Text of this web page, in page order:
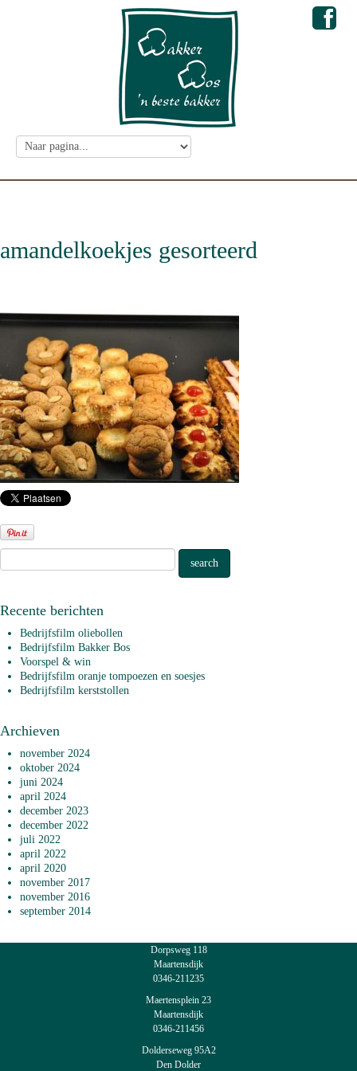
amandelkoekjes gesorteerd
Recente berichten
Bedrijfsfilm oliebollen
Bedrijfsfilm Bakker Bos
Voorspel & win
Bedrijfsfilm oranje tompoezen en soesjes
Bedrijfsfilm kerststollen
Archieven
november 2024
oktober 2024
juni 2024
april 2024
december 2023
december 2022
juli 2022
april 2022
april 2020
november 2017
november 2016
september 2014
Dorpsweg 118
Maartensdijk
0346-211235
Maertensplein 23
Maartensdijk
0346-211456
Dolderseweg 95A2
Den Dolder